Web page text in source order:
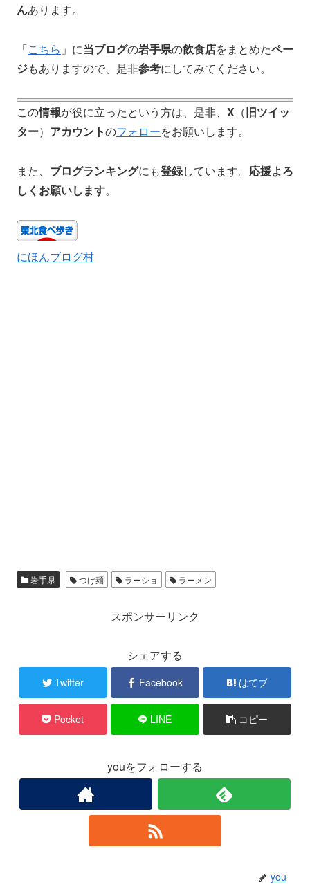
んあります。
「こちら 」に当ブログの岩手県の飲食店をまとめたペー
ジもありますので、是非参考にしてみてください。
この情報が役に立ったという方は、是非、 X （旧ツイッ
ター） アカウントのフォローをお願いします。
また、 ブログランキングにも登録しています。 応援よろ
しくお願いします。
にほんブログ村
岩手県 つけ麺 ラーショ ラーメン
スポンサーリンク
シェアする
Twitter Facebook はてブ
Pocket LINE コピー
youをフォローする
you